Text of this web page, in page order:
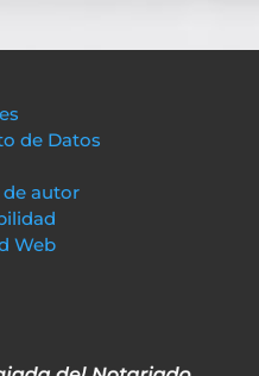
de Datos
de autor
Web